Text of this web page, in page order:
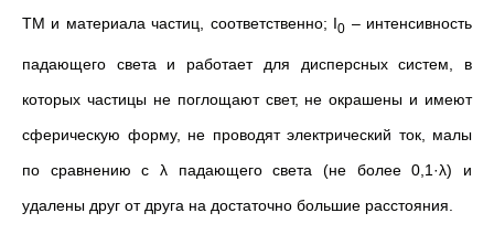
ТМ и материала частиц, соответственно; I0 – интенсивность
падающего света и работает для дисперсных систем, в
которых частицы не поглощают свет, не окрашены и имеют
сферическую форму, не проводят электрический ток, малы
по сравнению с λ падающего света (не более 0,1·λ) и
удалены друг от друга на достаточно большие расстояния.